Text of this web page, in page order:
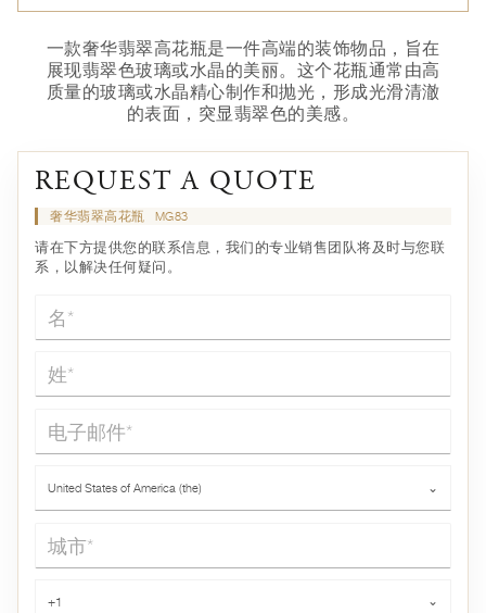
一款奢华翡翠高花瓶是一件高端的装饰物品，旨在
展现翡翠色玻璃或水晶的美丽。这个花瓶通常由高
质量的玻璃或水晶精心制作和抛光，形成光滑清澈
的表面，突显翡翠色的美感。
REQUEST A QUOTE
奢华翡翠高花瓶 MG83
请在下方提供您的联系信息，我们的专业销售团队将及时与您联
系，以解决任何疑问。
名*
姓*
电子邮件*
United States of America (the) ⌄
城市*
+1 ⌄